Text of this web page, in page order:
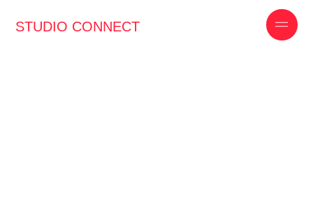
STUDIO CONNECT